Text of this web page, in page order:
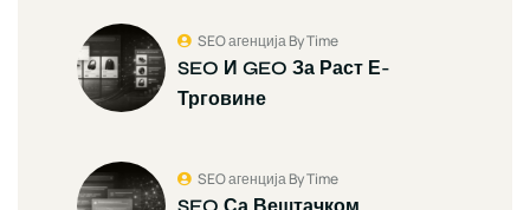
SEO И GEO За Раст Е-
Трговине
SEO агенција By Time
SEO агенција By Time